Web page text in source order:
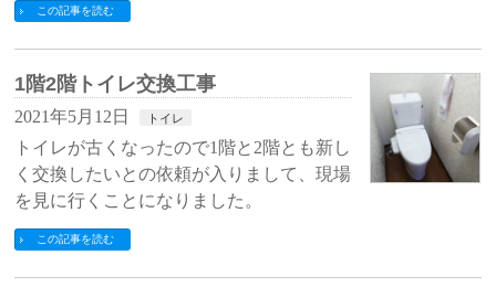
この記事を読む
1階2階トイレ交換工事
2021年5月12日 トイレ
トイレが古くなったので1階と2階とも新し
く交換したいとの依頼が入りまして、現場
を見に行くことになりました。
この記事を読む